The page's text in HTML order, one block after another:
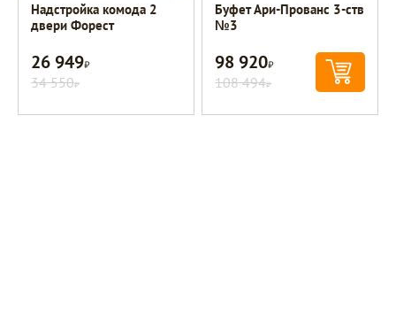
Надстройка комода 2
двери Форест
26 949Р
34 550Р
Буфет Ари-Прованс 3-ств
№3
98 920Р
108 494Р